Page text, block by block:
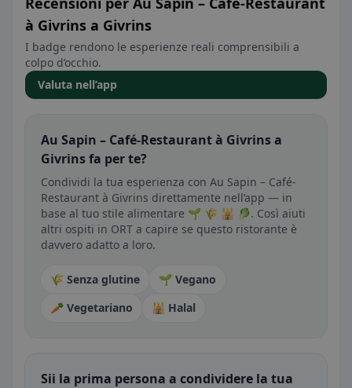
à Givrins a Givrins
I badge rendono le esperienze reali comprensibili a
colpo d’occhio.
Valuta nell’app
Au Sapin – Café-Restaurant à Givrins a
Givrins fa per te?
Condividi la tua esperienza con Au Sapin – Café-
Restaurant à Givrins direttamente nell’app — in
base al tuo stile alimentare 🌱 🌾 🕌 🥬. Così aiuti
altri ospiti in ORT a capire se questo ristorante è
davvero adatto a loro.
🌾 Senza glutine
🌱 Vegano
🥕 Vegetariano
🕌 Halal
Sii la prima persona a condividere la tua